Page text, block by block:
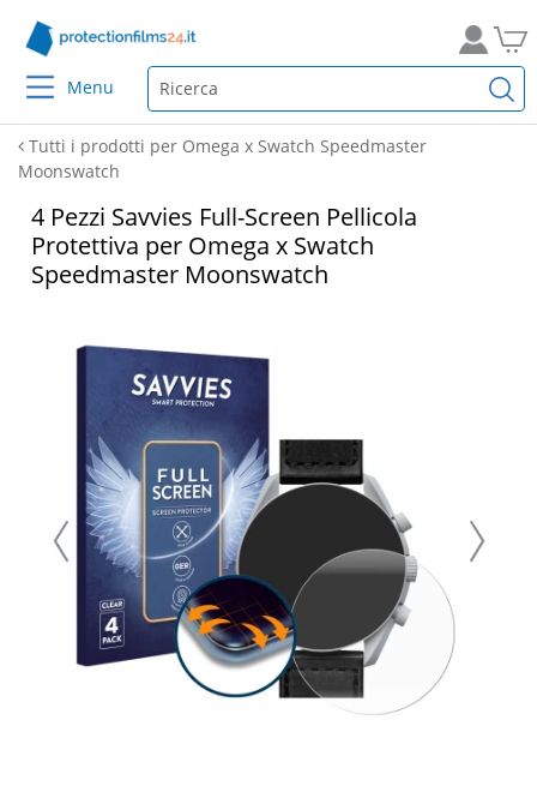
Menu
Tutti i prodotti per Omega x Swatch Speedmaster
Moonswatch
4 Pezzi Savvies Full-Screen Pellicola
Protettiva per Omega x Swatch
Speedmaster Moonswatch